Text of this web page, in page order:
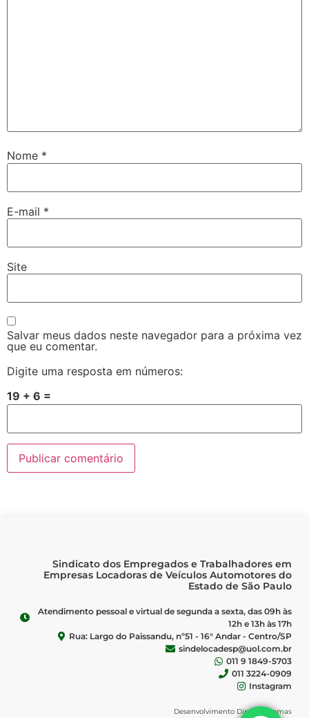
Nome *
E-mail *
Site
Salvar meus dados neste navegador para a próxima vez
que eu comentar.
Digite uma resposta em números:
19 + 6 =
Sindicato dos Empregados e Trabalhadores em
Empresas Locadoras de Veículos Automotores do
Estado de São Paulo
Atendimento pessoal e virtual de segunda a sexta, das 09h às
12h e 13h às 17h
Rua: Largo do Paissandu, nº51 - 16° Andar - Centro/SP
sindelocadesp@uol.com.br
011 9 1849-5703
011 3224-0909
Instagram
Desenvolvimento Direta Sistemas